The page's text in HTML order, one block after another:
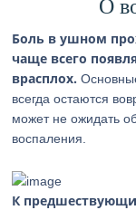
О
Боль в ушном
чаще всего
врасплох.
всегда остаются
может не ожидать
воспаления.
К